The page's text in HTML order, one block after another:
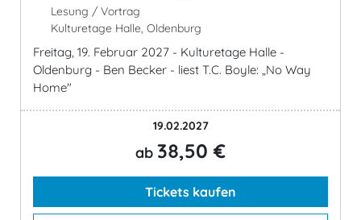
Lesung / Vortrag
Kulturetage Halle, Oldenburg
Freitag, 19. Februar 2027 - Kulturetage Halle -
Oldenburg - Ben Becker - liest T.C. Boyle: „No Way
Home"
19.02.2027
ab 38,50 €
Tickets kaufen